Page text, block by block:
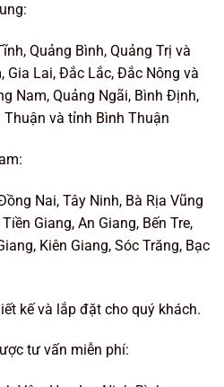
Quảng Bình, Quảng Trị và
Gia Lai, Đắc Lắc, Đắc Nông và
Nam, Quảng Ngãi, Bình Định,
Thuận và tỉnh Bình Thuận
Nai, Tây Ninh, Bà Rịa Vũng
Giang, An Giang, Bến Tre,
Kiên Giang, Sóc Trăng, Bạc
kế và lắp đặt cho quý khách.
tư vấn miễn phí: